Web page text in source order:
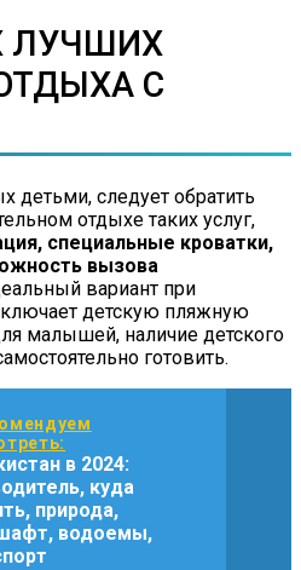
ЛУЧШИХ
С
детьми, следует обратить
отдыхе таких услуг,
специальные кроватки,
вызова
вариант при
детскую пляжную
малышей, наличие детского
готовить.
в 2024:
куда
природа,
водоемы,